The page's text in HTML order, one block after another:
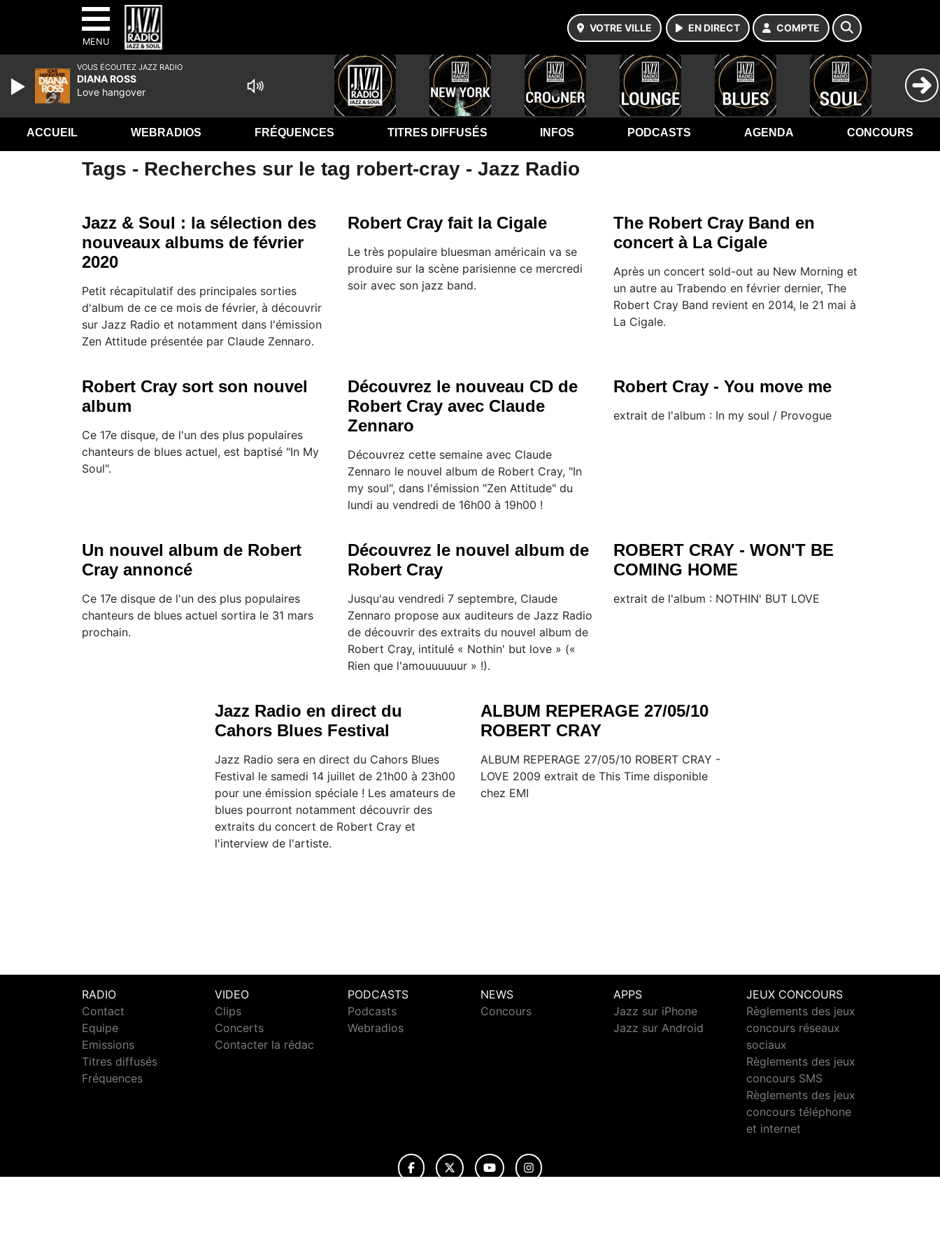
MENU
VOTRE VILLE EN DIRECT COMPTE
ACCUEIL WEBRADIOS FRÉQUENCES TITRES DIFFUSÉS INFOS PODCASTS AGENDA CONCOURS
Tags - Recherches sur le tag robert-cray - Jazz Radio
Jazz & Soul : la sélection des
nouveaux albums de février
2020
Petit récapitulatif des principales sorties
d'album de ce ce mois de février, à découvrir
sur Jazz Radio et notamment dans l'émission
Zen Attitude présentée par Claude Zennaro.
Robert Cray fait la Cigale
Le très populaire bluesman américain va se
produire sur la scène parisienne ce mercredi
soir avec son jazz band.
The Robert Cray Band en
concert à La Cigale
Après un concert sold-out au New Morning et
un autre au Trabendo en février dernier, The
Robert Cray Band revient en 2014, le 21 mai à
La Cigale.
Robert Cray sort son nouvel
album
Ce 17e disque, de l'un des plus populaires
chanteurs de blues actuel, est baptisé "In My
Soul".
Découvrez le nouveau CD de
Robert Cray avec Claude
Zennaro
Découvrez cette semaine avec Claude
Zennaro le nouvel album de Robert Cray, "In
my soul", dans l'émission "Zen Attitude" du
lundi au vendredi de 16h00 à 19h00 !
Robert Cray - You move me
extrait de l'album : In my soul / Provogue
Un nouvel album de Robert
Cray annoncé
Ce 17e disque de l'un des plus populaires
chanteurs de blues actuel sortira le 31 mars
prochain.
Découvrez le nouvel album de
Robert Cray
Jusqu'au vendredi 7 septembre, Claude
Zennaro propose aux auditeurs de Jazz Radio
de découvrir des extraits du nouvel album de
Robert Cray, intitulé « Nothin' but love » («
Rien que l'amouuuuuur » !).
ROBERT CRAY - WON'T BE
COMING HOME
extrait de l'album : NOTHIN' BUT LOVE
Jazz Radio en direct du
Cahors Blues Festival
Jazz Radio sera en direct du Cahors Blues
Festival le samedi 14 juillet de 21h00 à 23h00
pour une émission spéciale ! Les amateurs de
blues pourront notamment découvrir des
extraits du concert de Robert Cray et
l'interview de l'artiste.
ALBUM REPERAGE 27/05/10
ROBERT CRAY
ALBUM REPERAGE 27/05/10 ROBERT CRAY -
LOVE 2009 extrait de This Time disponible
chez EMI
RADIO
Contact
Equipe
Emissions
Titres diffusés
Fréquences
VIDEO
Clips
Concerts
Contacter la rédac
PODCASTS
Podcasts
Webradios
NEWS
Concours
APPS
Jazz sur iPhone
Jazz sur Android
JEUX CONCOURS
Règlements des jeux
concours réseaux
sociaux
Règlements des jeux
concours SMS
Règlements des jeux
concours téléphone
et internet
VOUS ÉCOUTEZ JAZZ RADIO
DIANA ROSS
Love hangover